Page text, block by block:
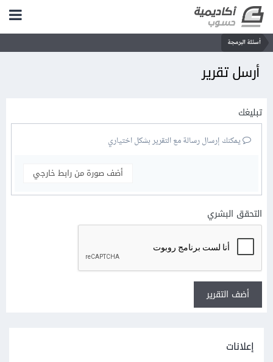
أسئلة البرمجة
أرسل تقرير
تبليغك
يمكنك إرسال رسالة مع التقرير بشكل اختياري
أضف صورة من رابط خارجي
التحقق البشري
أضف التقرير
إعلانات